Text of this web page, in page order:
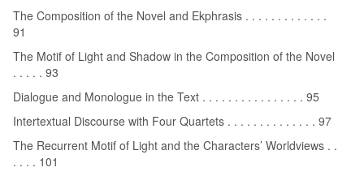
The Composition of the Novel and Ekphrasis . . . . . . . . . . . . .
91
The Motif of Light and Shadow in the Composition of the Novel
. . . . . 93
Dialogue and Monologue in the Text . . . . . . . . . . . . . . . . 95
Intertextual Discourse with Four Quartets . . . . . . . . . . . . . . 97
The Recurrent Motif of Light and the Characters’ Worldviews . .
. . . . 101